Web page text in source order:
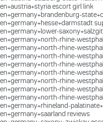
en+austria+styria escort girl link
en+germany+brandenburg-
en+germany+hesse+darmstadt
en+germany+lower-
en+germany+north-rhine-
en+germany+north-rhine-
en+germany+north-rhine-
en+germany+north-rhine-
en+germany+north-rhine-
en+germany+north-rhine-
en+germany+north-rhine-
en+germany+north-rhine-
en+germany+rhineland-
en+germany+saarland reviews